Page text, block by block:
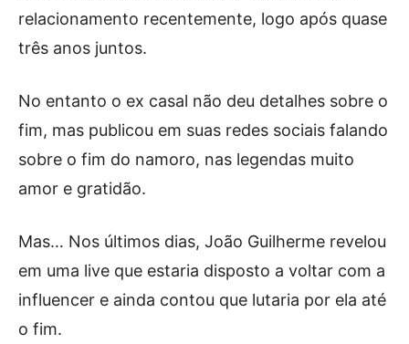
relacionamento recentemente, logo após quase
três anos juntos.
No entanto o ex casal não deu detalhes sobre o
fim, mas publicou em suas redes sociais falando
sobre o fim do namoro, nas legendas muito
amor e gratidão.
Mas… Nos últimos dias, João Guilherme revelou
em uma live que estaria disposto a voltar com a
influencer e ainda contou que lutaria por ela até
o fim.